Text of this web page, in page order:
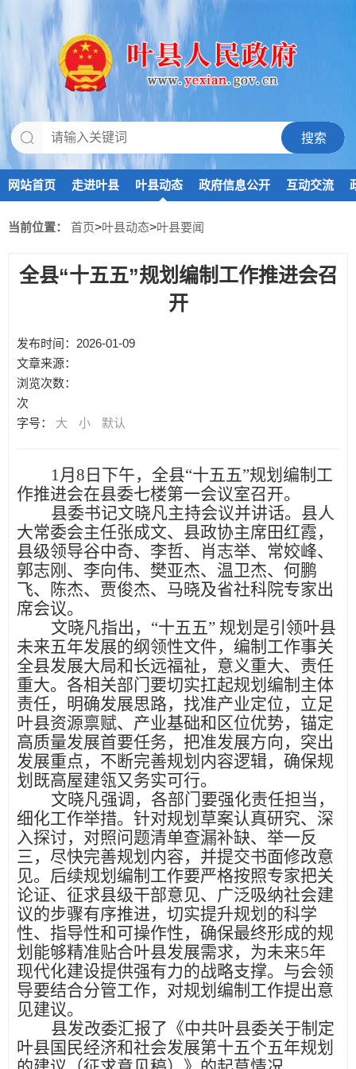
网站首页 走进叶县 叶县动态 政府信息公开 互动交流
当前位置： 首页>叶县动态>叶县要闻
全县“十五五”规划编制工作推进会召
开
发布时间：2026-01-09
文章来源：
浏览次数：
次
字号： 大 小 默认
1月8 日 下午，全县“十五五”规划编制工
作推进会在县委七楼第一会议室召开。
县委书记文晓凡主持会议并讲话。县人
大常委会主任张成文、县政协主席田红霞，
县级领导谷中奇、李哲、肖志举、常姣峰、
郭志刚、李向伟、樊亚杰、温卫杰、何鹏
飞、陈杰、贾俊杰、马晓及省社科院专家出
席会议。
文晓凡指出 ， “十五五” 规划是引领叶县
未来五年发展的纲领性文件，编制工作事关
全县发展大局和长远福祉，意义重大、责任
重大。各相关部门要切实扛起规划编制主体
责任，明确发展思路，找准产业定位，立足
叶县资源禀赋、产业基础和区位优势，锚定
高质量发展首要任务，把准发展方向，突出
发展重点，不断完善规划内容逻辑，确保规
划既高屋建瓴又务实可行。
文晓凡强调 ， 各部门要强化责任担当，
细化工作举措。针对规划草案认真研究、深
入探讨，对照问题清单查漏补缺、举一反
三，尽快完善规划内容，并提交书面修改意
见。后续规划编制工作要严格按照专家把关
论证、征求县级干部意见、广泛吸纳社会建
议的步骤有序推进，切实提升规划的科学
性、指导性和可操作性，确保最终形成的规
划能够精准贴合叶县发展需求，为未来5年
现代化建设提供强有力的战略支撑。与会领
导要结合分管工作，对规划编制工作提出意
见建议。
县发改委汇报了《中共叶县委关于制定
叶县国民经济和社会发展第十五个五年规划